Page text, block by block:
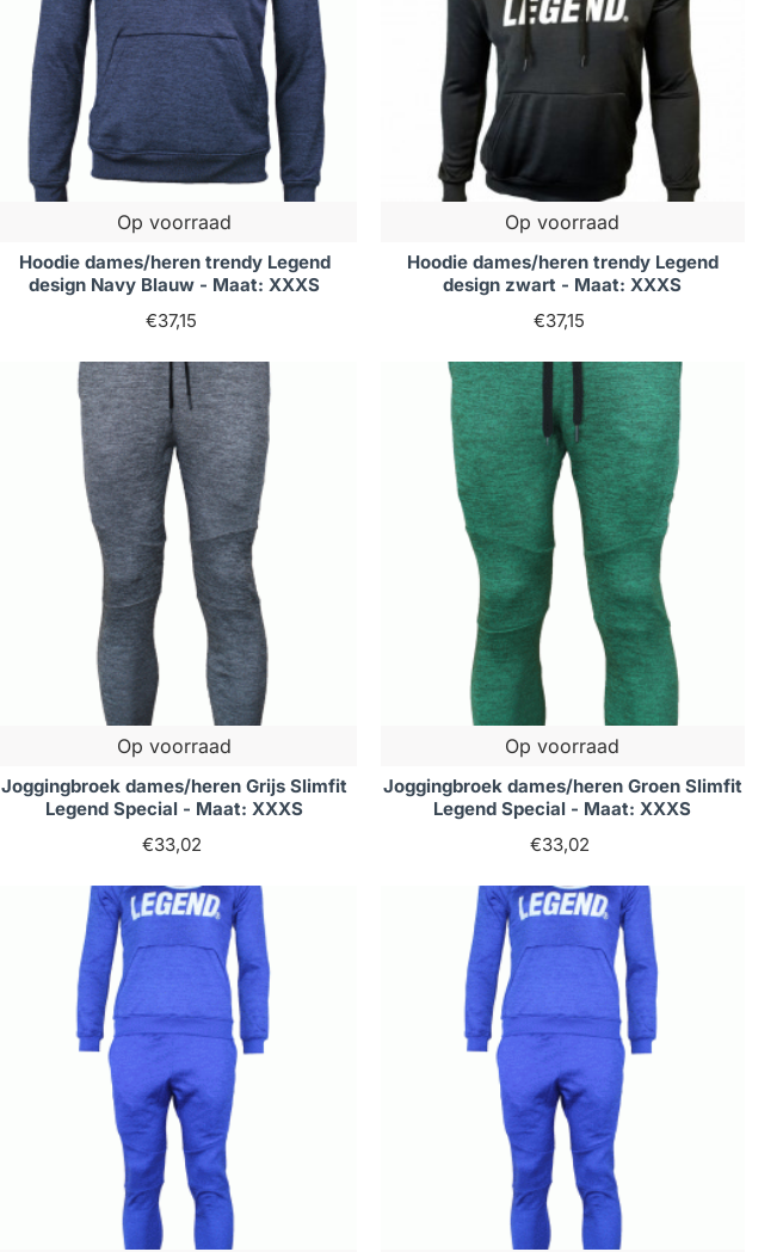
Op voorraad
Hoodie dames/heren trendy Legend
design Navy Blauw - Maat: XXXS
€37,15
Op voorraad
Hoodie dames/heren trendy Legend
design zwart - Maat: XXXS
€37,15
Op voorraad
Joggingbroek dames/heren Grijs Slimfit
Legend Special - Maat: XXXS
€33,02
Op voorraad
Joggingbroek dames/heren Groen Slimfit
Legend Special - Maat: XXXS
€33,02